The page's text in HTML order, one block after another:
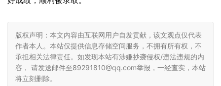
版权声明：本文内容由互联网用户自发贡献，该文观点仅代表
作者本人。本站仅提供信息存储空间服务，不拥有所有权，不
承担相关法律责任。如发现本站有涉嫌抄袭侵权/违法违规的内
容， 请发送邮件至89291810@qq.com举报，一经查实，本站
将立刻删除。